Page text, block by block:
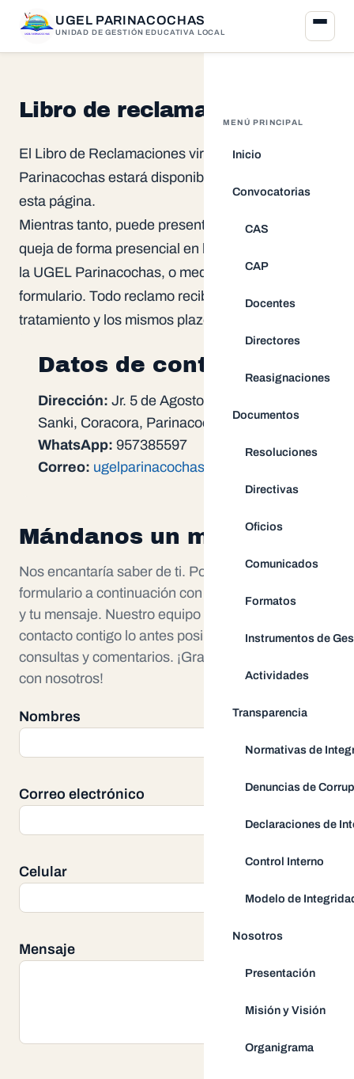
UGEL PARINACOCHAS
UNIDAD DE GESTIÓN EDUCATIVA LOCAL
MENÚ PRINCIPAL
Inicio
Convocatorias
CAS
CAP
Docentes
Directores
Reasignaciones
Documentos
Resoluciones
Directivas
Oficios
Comunicados
Formatos
Instrumentos de
Actividades
Transparencia
Normativas de
Denuncias de
Declaraciones de
Control Interno
Modelo de
Nosotros
Presentación
Misión y Visión
Organigrama
Libro de reclamaciones
El Libro de Reclamaciones virtual de la UGEL
Parinacochas estará disponible próximamente en
esta página.
Mientras tanto, puede presentar su reclamo o
queja de forma presencial en la Mesa de Partes de
la UGEL Parinacochas, o mediante el siguiente
formulario. Todo reclamo recibe el mismo
tratamiento y los mismos plazos de respuesta.
Datos de contacto
Dirección: Jr. 5 de Agosto - Barrio Sanki
Sanki, Coracora, Parinacochas - Ayacucho
WhatsApp: 957385597
Correo: ugelparinacochas@hotmail.com
Mándanos un mensaje
Nos encantaría saber de ti. Por favor, completa el
formulario a continuación con tus datos personales
y tu mensaje. Nuestro equipo se pondrá en
contacto contigo lo antes posible para atender tus
consultas y comentarios. ¡Gracias por comunicarte
con nosotros!
Nombres
Correo electrónico
Celular
Mensaje